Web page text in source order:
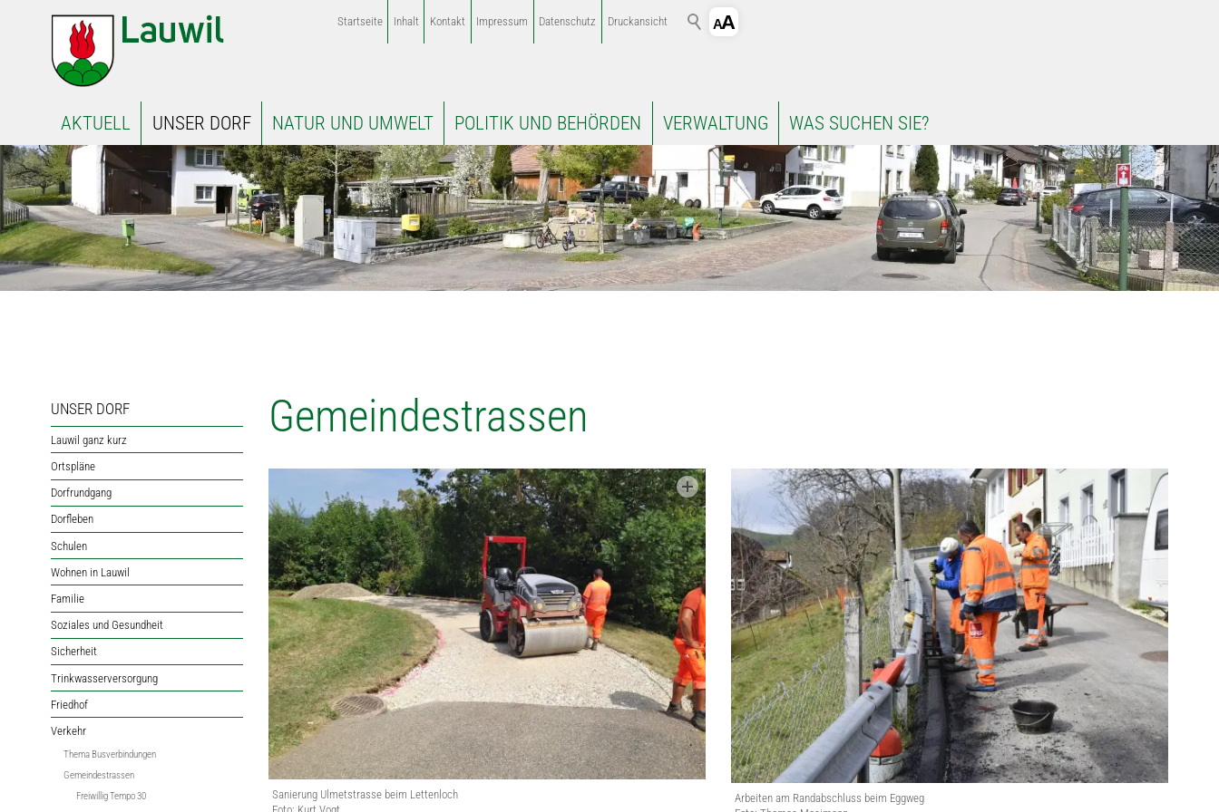
Startseite Inhalt Kontakt Impressum Datenschutz Druckansicht
AKTUELL UNSER DORF NATUR UND UMWELT POLITIK UND BEHÖRDEN VERWALTUNG WAS SUCHEN SIE?
UNSER DORF
Lauwil ganz kurz
Ortspläne
Dorfrundgang
Dorfleben
Schulen
Wohnen in Lauwil
Familie
Soziales und Gesundheit
Sicherheit
Trinkwasserversorgung
Friedhof
Verkehr
Thema Busverbindungen
Gemeindestrassen
Freiwillig Tempo 30
Gemeindestrassen
Sanierung Ulmetstrasse beim Lettenloch
Arbeiten am Randabschluss beim Eggweg